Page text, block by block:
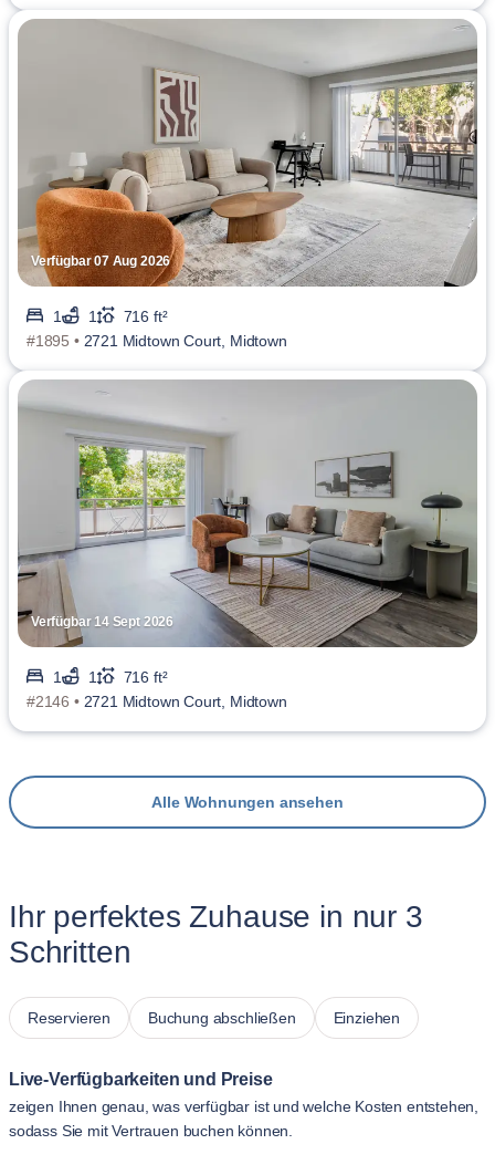
Verfügbar 07 Aug 2026
1 1
716 ft²
#1895 • 2721 Midtown Court, Midtown
Verfügbar 14 Sept 2026
1 1
716 ft²
#2146 • 2721 Midtown Court, Midtown
Alle Wohnungen ansehen
Ihr perfektes Zuhause in nur 3
Schritten
Reservieren Buchung abschließen Einziehen
Live-Verfügbarkeiten und Preise
zeigen Ihnen genau, was verfügbar ist und welche Kosten entstehen,
sodass Sie mit Vertrauen buchen können.